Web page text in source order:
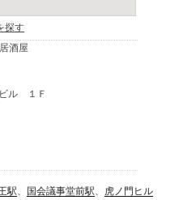
駅、 国会議事堂前駅、 虎ノ門ヒル